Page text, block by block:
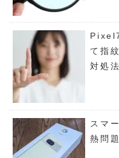
て指
対処法
スマ
熱問